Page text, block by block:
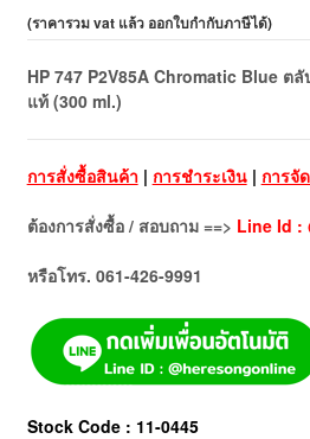
(ราคารวม vat แล้ว ออกใบกำกับภาษีได้)
HP 747 P2V85A Chromatic Blue ต
แท้ (300 ml.)
การสั่งซื้อสินค้า | การชำระเงิน| การจั
ต้องการสั่งซื้อ / สอบถาม ==> Line Id :
หรือโทร. 061-426-9991
Stock Code : 11-0445